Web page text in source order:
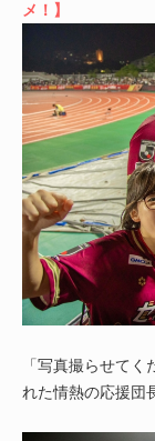
メ！】
「写真撮らせて
れた情熱の応援団